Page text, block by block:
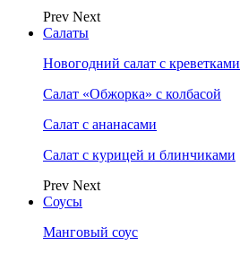
Prev Next
Салаты
Новогодний салат с креветками
Салат «Обжорка» с колбасой
Салат с ананасами
Салат с курицей и блинчиками
Prev Next
Соусы
Манговый соус